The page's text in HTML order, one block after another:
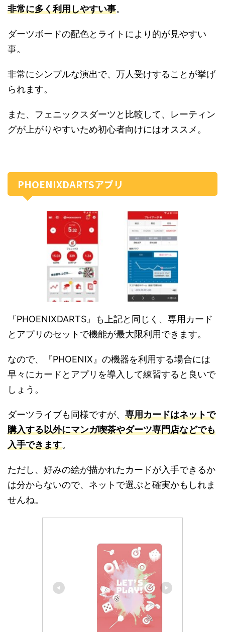
非常に多く利用しやすい事。
ダーツボードの配色とライトにより的が見やすい
事。
非常にシンプルな演出で、万人受けすることが挙げ
られます。
また、フェニックスダーツと比較して、レーティン
グが上がりやすいため初心者向けにはオススメ。
PHOENIXDARTSアプリ
『PHOENIXDARTS』も上記と同じく、専用カード
とアプリのセットで機能が最大限利用できます。
なので、『PHOENIX』の機器を利用する場合には
早々にカードとアプリを導入して練習すると良いで
しょう。
ダーツライブも同様ですが、 専用カードはネットで
購入する以外にマンガ喫茶やダーツ専門店などでも
入手できます。
ただし、好みの絵が描かれたカードが入手できるか
は分からないので、ネットで選ぶと確実かもしれま
せんね。